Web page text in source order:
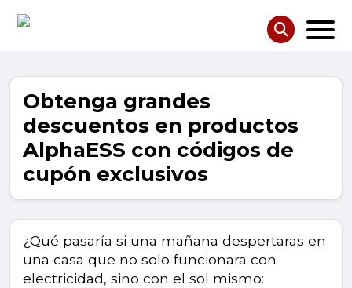
Obtenga grandes
descuentos en productos
AlphaESS con códigos de
cupón exclusivos
¿Qué pasaría si una mañana despertaras en
una casa que no solo funcionara con
electricidad, sino con el sol mismo: